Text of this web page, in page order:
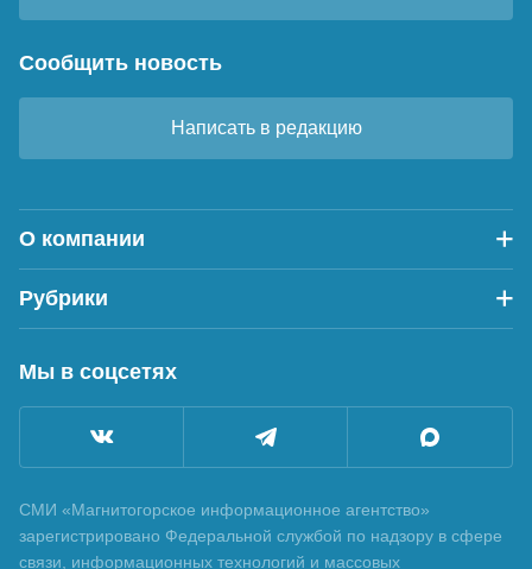
Сообщить новость
Написать в редакцию
О компании
Рубрики
Мы в соцсетях
СМИ «Магнитогорское информационное агентство»
зарегистрировано Федеральной службой по надзору в сфере
связи, информационных технологий и массовых